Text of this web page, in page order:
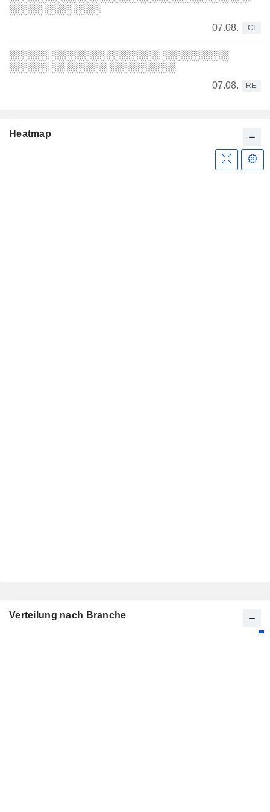
░░░░░ ░░░░ ░░░░
07.08.
CI
░░░░░░ ░░░░░░░░ ░░░░░░░░ ░░░░░░░░░░
░░░░░░ ░░ ░░░░░░ ░░░░░░░░░░
07.08.
RE
Heatmap
Verteilung nach Branche